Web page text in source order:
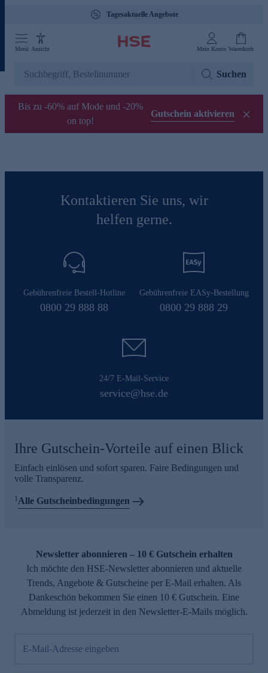
Tagesaktuelle Angebote
Menü Ansicht Mein Konto Warenkorb
Suchen
Bis zu -60% auf Mode und -20%
on top!
Gutschein aktivieren
Kontaktieren Sie uns, wir
helfen gerne.
Gebührenfreie Bestell-Hotline
0800 29 888 88
Gebührenfreie EASy-Bestellung
0800 29 888 29
24/7 E-Mail-Service
service@hse.de
Ihre Gutschein-Vorteile auf einen Blick
Einfach einlösen und sofort sparen. Faire Bedingungen und
volle Transparenz.
1Alle Gutscheinbedingungen
Newsletter abonnieren – 10 € Gutschein erhalten
Ich möchte den HSE-Newsletter abonnieren und aktuelle
Trends, Angebote & Gutscheine per E-Mail erhalten. Als
Dankeschön bekommen Sie einen 10 € Gutschein. Eine
Abmeldung ist jederzeit in den Newsletter-E-Mails möglich.
E-Mail-Adresse eingeben